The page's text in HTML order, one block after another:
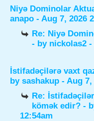
Niyə Dominolar
anapo - Aug 7, 2026
Re: Niyə
- by nickolas2 -
İstifadəçilərə vaxt
by sashakup - Aug 7,
Re:
kömək edir? -
12:54am